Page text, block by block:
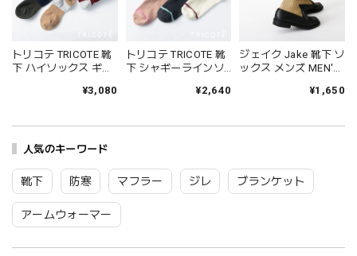
人気のキーワード
靴下 防寒 マフラー ジレ ブランケット
アームウォーマー
トリコテ TRICOTE 靴
下 ハイソックス ギャ
クス レディース おし
ト プレゼント レッド
25cm TR53SO040
Tr002
¥3,080
トリコテ TRICOTE 靴
下 シャギーラインソ
本製 国産 秋冬 おしゃ
Tr003
¥2,640
ジェイク Jake 靴下 ソ
ックス メンズ MEN'S
夏 ブランド 日本製 国
Fr088
¥1,650